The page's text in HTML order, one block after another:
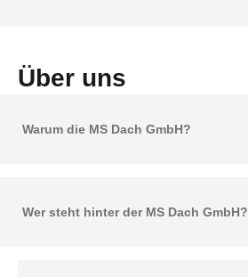
Über uns
Warum die MS Dach GmbH?
Wer steht hinter der MS Dach GmbH?